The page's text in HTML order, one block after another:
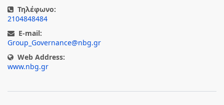
Τηλέφωνο:
2104848484
E-mail:
Group_Governance@nbg.gr
Web Address:
www.nbg.gr